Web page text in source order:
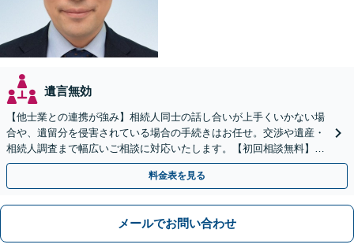
遺言無効
【他士業との連携が強み】相続人同士の話し合いが上手くいかない場
合や、遺留分を侵害されている場合の手続きはお任せ。交渉や遺産・
相続人調査まで幅広いご相談に対応いたします。【初回相談無料】
【出張相談OK】【LINE可】
料金表を見る
メールでお問い合わせ